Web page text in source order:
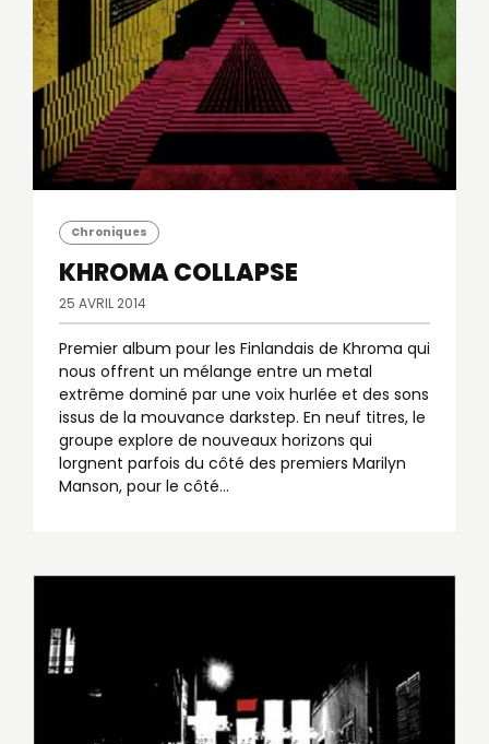
Chroniques
KHROMACOLLAPSE
25 AVRIL 2014
Premier album pour les Finlandais de Khroma qui
nous offrent un mélange entre un metal
extrême dominé par une voix hurlée et des sons
issus de la mouvance darkstep. En neuf titres, le
groupe explore de nouveaux horizons qui
lorgnent parfois du côté des premiers Marilyn
Manson, pour le côté…